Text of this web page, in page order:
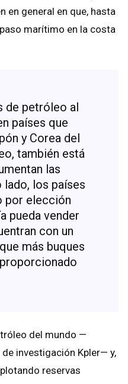
en general en que, hasta
marítimo en la costa
de petróleo al
países que
y Corea del
también está
las
los países
por elección
pueda vender
con un
más buques
del mundo —
investigación Kpler— y,
reservas